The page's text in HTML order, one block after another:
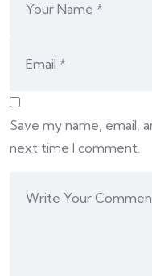
Save my name, email,
next time I comment.